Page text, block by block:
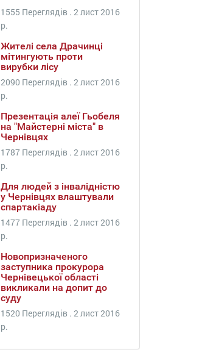
1555 Переглядів . 2 лист 2016
р.
Жителі села Драчинці
мітингують проти
вирубки лісу
2090 Переглядів . 2 лист 2016
р.
Презентація алеї Гьобеля
на "Майстерні міста" в
Чернівцях
1787 Переглядів . 2 лист 2016
р.
Для людей з інвалідністю
у Чернівцях влаштували
спартакіаду
1477 Переглядів . 2 лист 2016
р.
Новопризначеного
заступника прокурора
Чернівецької області
викликали на допит до
суду
1520 Переглядів . 2 лист 2016
р.